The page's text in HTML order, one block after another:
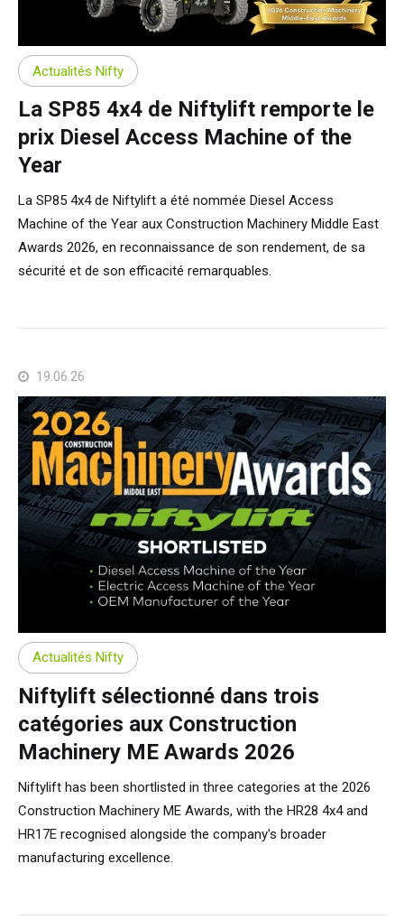
SP50E
SP64E
SP65SE
SP85 4x4
SP50N
SP50 4x4
SP64 4x4
SP85 4x4
SP64 4x4
Sur chenilles
TD34T
TD42T
Matériel d'occasion
Gen2 Hybride
SiOPS
ToughCage
Moteur de traction
Mises à jour des produits
Assistance de Niftylink
NiftyPRO
Entretien et pièces de rechange
Commentaires des clients
Revendeurs Niftylift dans le monde
Conditions et Politiques
Actualités Nifty
La SP85 4x4 de Niftylift remporte le
prix Diesel Access Machine of the
Year
La SP85 4x4 de Niftylift a été nommée Diesel Access
Machine of the Year aux Construction Machinery Middle East
Awards 2026, en reconnaissance de son rendement, de sa
sécurité et de son efficacité remarquables.
19.06.26
Actualités Nifty
Niftylift sélectionné dans trois
catégories aux Construction
Machinery ME Awards 2026
Niftylift has been shortlisted in three categories at the 2026
Construction Machinery ME Awards, with the HR28 4x4 and
HR17E recognised alongside the company's broader
manufacturing excellence.